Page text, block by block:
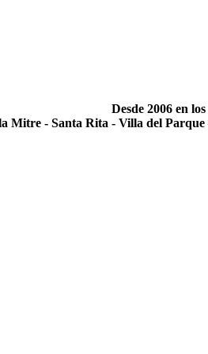
Desde 2006 en
Mitre -­ Santa Rita -­ Villa del Parque